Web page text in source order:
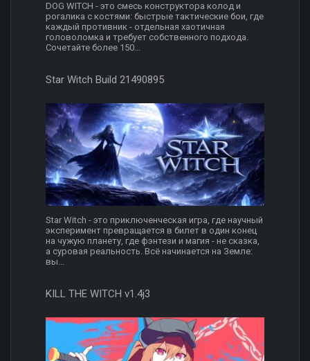
DOG WITCH - это смесь конструктора колод и
рогалика с костями: быстрые тактические бои, где
каждый противник - отдельная хаотичная
головоломка и требует собственного подхода.
Сочетайте более 150...
Star Witch Build 21490895
Star Witch - это приключенческая игра, где научный
эксперимент превращается в билет в один конец
на чужую планету, где фэнтези и магия - не сказка,
а суровая реальность. Всё начинается на Земле:
вы...
KILL THE WITCH v1.4j3